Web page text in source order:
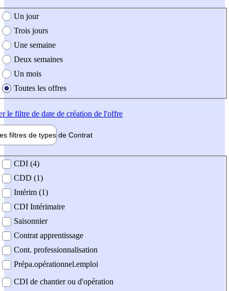
création de l'offre
Un jour
Trois jours
Une semaine
Deux semaines
Un mois
Toutes les offres
le filtre de date de création de l'offre
filtres de types de Contrat
contrat
CDI (4)
CDD (1)
Intérim (1)
CDI Intérimaire
Saisonnier
Contrat apprentissage
Cont. professionnalisation
Prépa.opérationnel.emploi
CDI de chantier ou d'opération